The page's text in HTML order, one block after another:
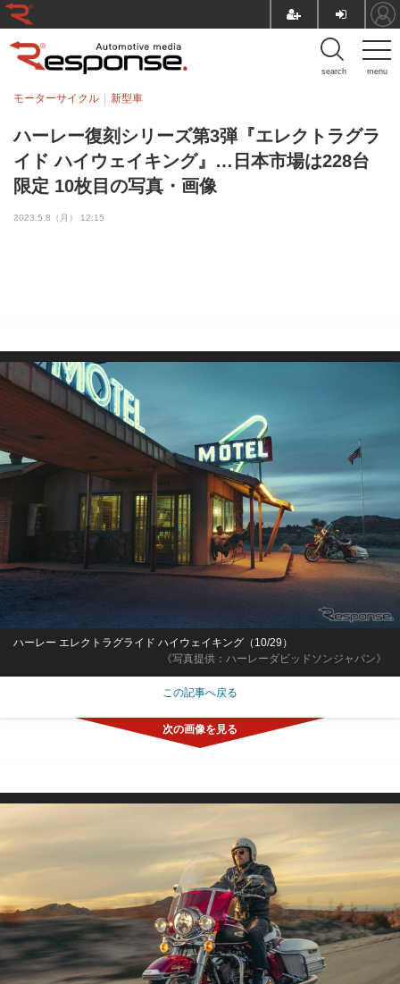
menu
search
ハーレー復刻シリーズ第3弾『エレクトラグラ
イド ハイウェイキング』…日本市場は228台
限定 10枚目の写真・画像
モーターサイクル 新型車
2023.5.8（月） 12:15
《写真提供：ハーレーダビッドソンジャパン》
ハーレー エレクトラグライド ハイウェイキング（10/29）
この記事へ戻る